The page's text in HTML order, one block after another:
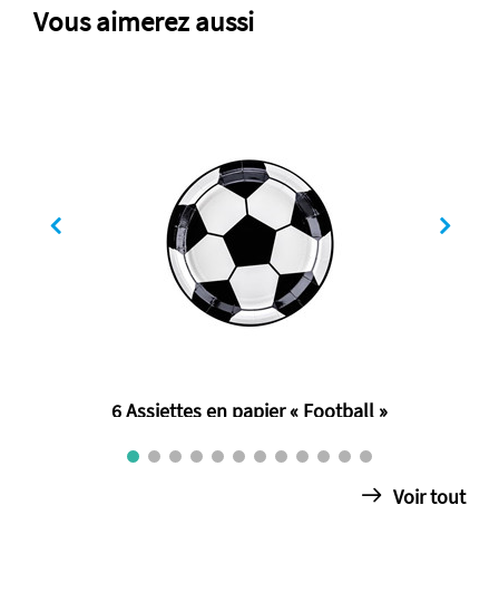
Vous aimerez aussi
6 Assiettes en papier « Football »
Voir tout